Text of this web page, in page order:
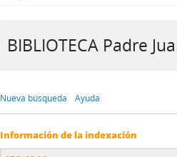
BIBLIOTECA Padre
Nueva búsqueda Ayuda
Información de la indexación